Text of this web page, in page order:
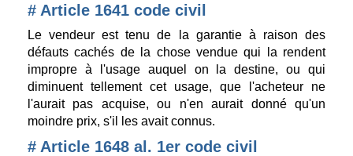
# Article 1641 code civil
Le vendeur est tenu de la garantie à raison des
défauts cachés de la chose vendue qui la rendent
impropre à l'usage auquel on la destine, ou qui
diminuent tellement cet usage, que l'acheteur ne
l'aurait pas acquise, ou n'en aurait donné qu'un
moindre prix, s'il les avait connus.
# Article 1648 al. 1er code civil